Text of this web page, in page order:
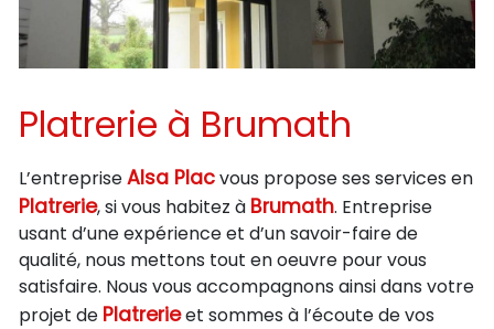
Platrerie à Brumath
L’entrepriseAlsa Placvous propose ses services en
Platrerie, si vous habitez à Brumath. Entreprise
usant d’une expérience et d’un savoir-faire de
qualité, nous mettons tout en oeuvre pour vous
satisfaire. Nous vous accompagnons ainsi dans votre
projet de Platrerieet sommes à l’écoute de vos